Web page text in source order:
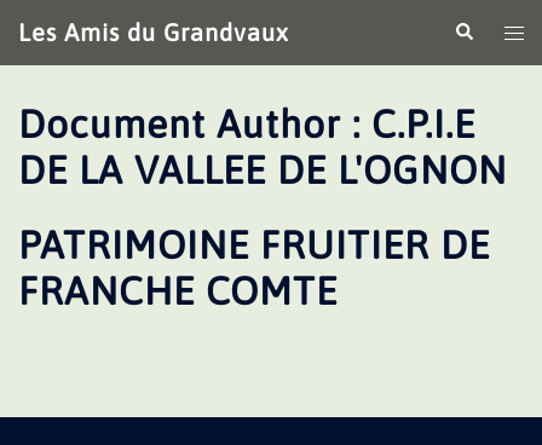
au
contenu
Les Amis du Grandvaux
le
Document Author : C.P.I.E
DE LA VALLEE DE L'OGNON
PATRIMOINE FRUITIER DE
FRANCHE COMTE